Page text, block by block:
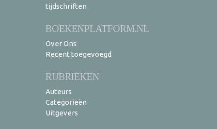
tijdschriften
BOEKENPLATFORM.NL
Over Ons
Recent toegevoegd
RUBRIEKEN
Auteurs
Categorieën
Uitgevers